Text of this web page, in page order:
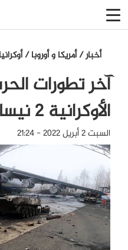
أخبار/أمريكا و أوروبا/أوكرانيا
آخر تطورات
الأوكرانية 2 نيسان \ أبريل 2022
السبت 2 أبريل 2022 - 21:24